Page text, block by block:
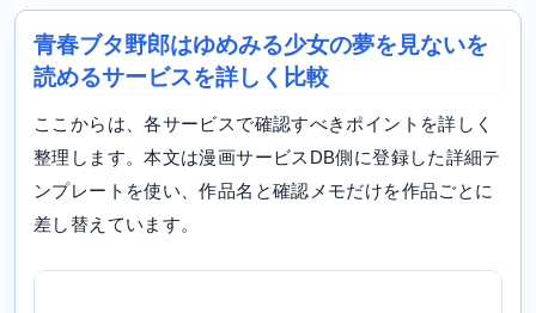
青春ブタ野郎はゆめみる少女の夢を見ないを
読めるサービスを詳しく比較
ここからは、各サービスで確認すべきポイントを詳しく
整理します。本文は漫画サービスDB側に登録した詳細テ
ンプレートを使い、作品名と確認メモだけを作品ごとに
差し替えています。